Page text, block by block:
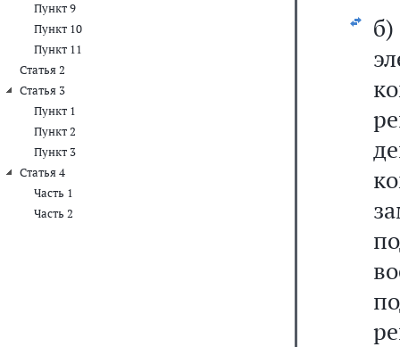
Пункт 9
Пункт 10
Пункт 11
Статья 2
Статья 3
Пункт 1
Пункт 2
Пункт 3
Статья 4
Часть 1
Часть 2